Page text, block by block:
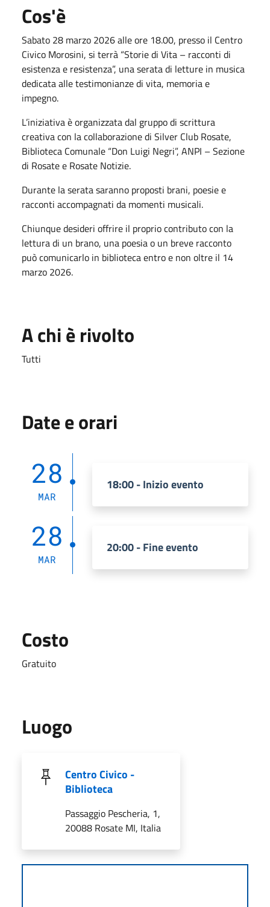
Cos'è
Sabato 28 marzo 2026 alle ore 18.00, presso il Centro
Civico Morosini, si terrà “Storie di Vita – racconti di
esistenza e resistenza”, una serata di letture in musica
dedicata alle testimonianze di vita, memoria e
impegno.
L’iniziativa è organizzata dal gruppo di scrittura
creativa con la collaborazione di Silver Club Rosate,
Biblioteca Comunale “Don Luigi Negri”, ANPI – Sezione
di Rosate e Rosate Notizie.
Durante la serata saranno proposti brani, poesie e
racconti accompagnati da momenti musicali.
Chiunque desideri offrire il proprio contributo con la
lettura di un brano, una poesia o un breve racconto
può comunicarlo in biblioteca entro e non oltre il 14
marzo 2026.
A chi è rivolto
Tutti
Date e orari
28
MAR
18:00 - Inizio evento
28
MAR
20:00 - Fine evento
Costo
Gratuito
Luogo
Centro Civico -
Biblioteca
Passaggio Pescheria, 1,
20088 Rosate MI, Italia